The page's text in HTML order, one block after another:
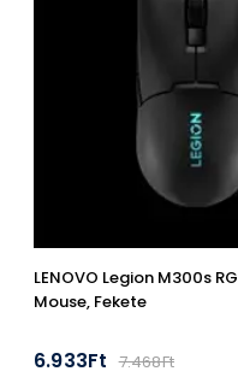
LENOVO Legion M300s
Mouse, Fekete
6.933Ft 7.468Ft